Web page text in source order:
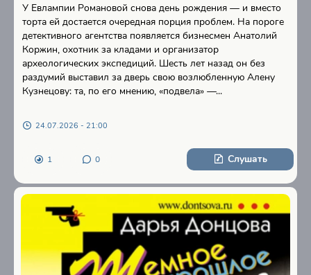
У Евлампии Романовой снова день рождения — и вместо
торта ей достается очередная порция проблем. На пороге
детективного агентства появляется бизнесмен Анатолий
Коржин, охотник за кладами и организатор
археологических экспедиций. Шесть лет назад он без
раздумий выставил за дверь свою возлюбленную Алену
Кузнецову: та, по его мнению, «подвела» —...
24.07.2026 - 21:00
1 0 Слушать